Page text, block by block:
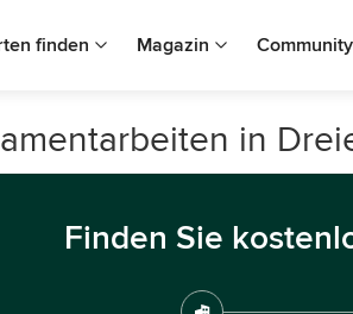
finden Magazin Community
in
Finden Sie